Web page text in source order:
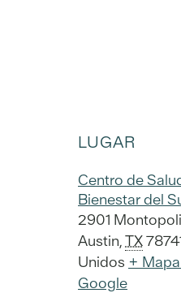
LUGAR
Centro de
Bienestar del
2901
Austin TX
Unidos +
Google